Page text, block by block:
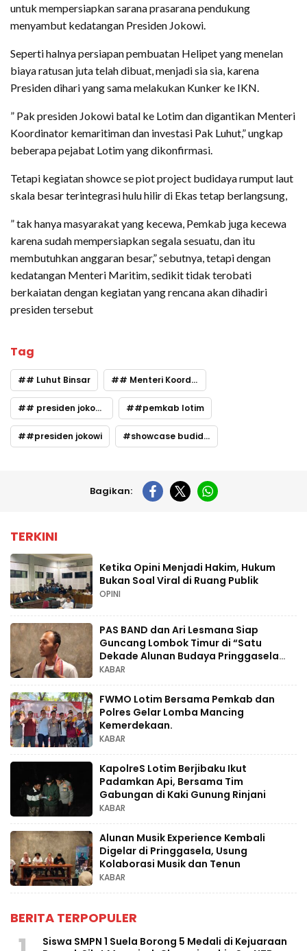
untuk mempersiapkan sarana prasarana pendukung
menyambut kedatangan Presiden Jokowi.
Seperti halnya persiapan pembuatan Helipet yang menelan
biaya ratusan juta telah dibuat, menjadi sia sia, karena
Presiden dihari yang sama melakukan Kunker ke IKN.
” Pak presiden Jokowi batal ke Lotim dan digantikan Menteri
Koordinator kemaritiman dan investasi Pak Luhut,” ungkap
beberapa pejabat Lotim yang dikonfirmasi.
Tetapi kegiatan showce se piot project budidaya rumput laut
skala besar terintegrasi hulu hilir di Ekas tetap berlangsung,
” tak hanya masyarakat yang kecewa, Pemkab juga kecewa
karena sudah mempersiapkan segala sesuatu, dan itu
membutuhkan anggaran besar,” sebutnya, tetapi dengan
kedatangan Menteri Maritim, sedikit tidak terobati
berkaiatan dengan kegiatan yang rencana akan dihadiri
presiden tersebut
Tag
# Luhut Binsar # Menteri Koordinator Maritim dan investasi
# presiden jokowi kunjungi Lombok #pemkab lotim
#presiden jokowi showcase budidaya rumput laut
Bagikan:
TERKINI
Ketika Opini Menjadi Hakim, Hukum
Bukan Soal Viral di Ruang Publik
OPINI
PAS BAND dan Ari Lesmana Siap
Guncang Lombok Timur di “Satu
Dekade Alunan Budaya Pringgasela
Raya
KABAR
FWMO Lotim Bersama Pemkab dan
Polres Gelar Lomba Mancing
Kemerdekaan.
KABAR
KapolreS Lotim Berjibaku Ikut
Padamkan Api, Bersama Tim
Gabungan di Kaki Gunung Rinjani
KABAR
Alunan Musik Experience Kembali
Digelar di Pringgasela, Usung
Kolaborasi Musik dan Tenun
KABAR
BERITA TERPOPULER
Siswa SMPN 1 Suela Borong 5 Medali di Kejuaraan